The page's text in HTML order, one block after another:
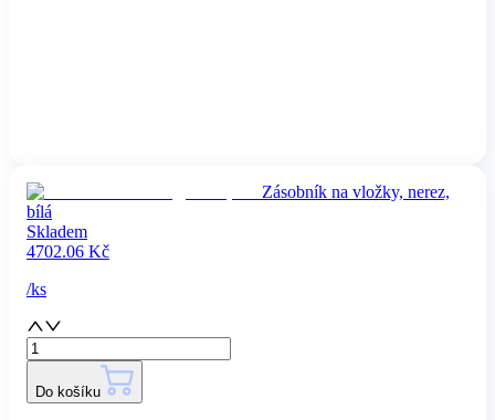
Zásobník na vložky, nerez,
bílá
Skladem
4702.06 Kč
/ks
Do košíku